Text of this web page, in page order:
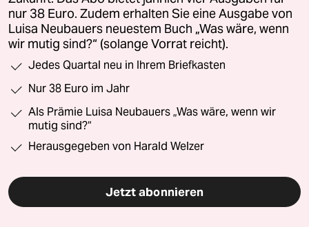
nur 38 Euro. Zudem erhalten Sie eine Ausgabe von
Luisa Neubauers neuestem Buch „Was wäre, wenn
wir mutig sind?“ (solange Vorrat reicht).
Jedes Quartal neu in Ihrem Briefkasten
Nur 38 Euro im Jahr
Als Prämie Luisa Neubauers „Was wäre, wenn wir
mutig sind?“
Herausgegeben von Harald Welzer
Jetzt abonnieren